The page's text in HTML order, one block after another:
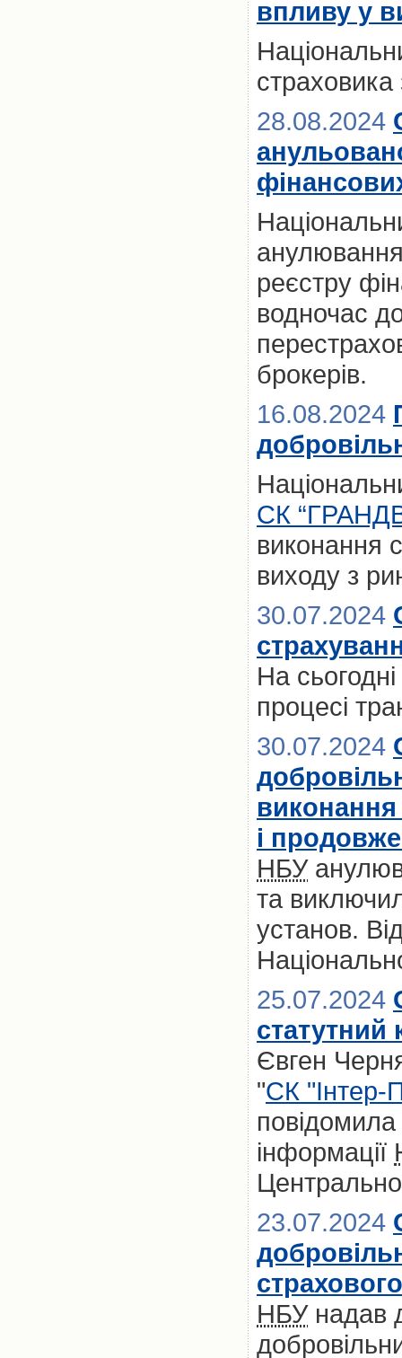
впливу у
страховика
28.08.2024
реєстру
водночас
брокерів.
16.08.2024
СК
виконання
виходу з
30.07.2024
На сьогодні
процесі
30.07.2024
і
НБУ
та
установ.
25.07.2024
статутний
Євген
"СК "Інтер-
повідомила
інформації
23.07.2024
НБУнадав